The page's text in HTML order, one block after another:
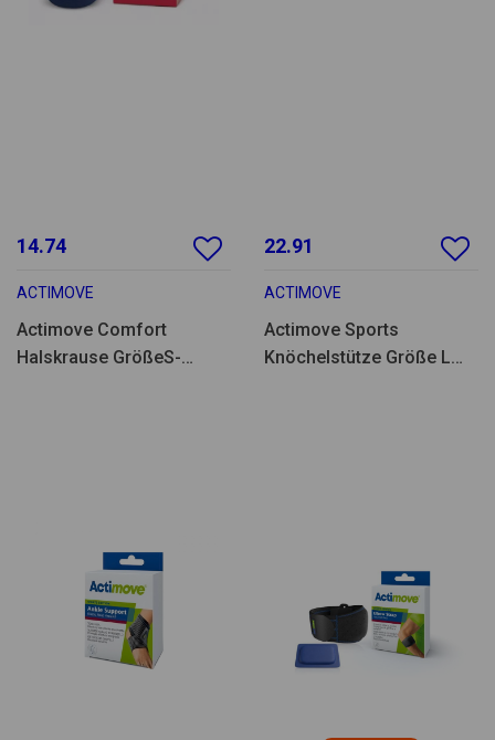
14.74
ACTIMOVE
Actimove Comfort
Halskrause GrößeS-
22.91
ACTIMOVE
Actimove Sports
Knöchelstütze Größe L